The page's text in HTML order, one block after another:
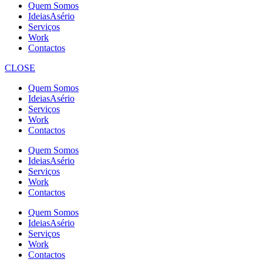
Quem Somos
IdeiasAsério
Serviços
Work
Contactos
CLOSE
Quem Somos
IdeiasAsério
Serviços
Work
Contactos
Quem Somos
IdeiasAsério
Serviços
Work
Contactos
Quem Somos
IdeiasAsério
Serviços
Work
Contactos